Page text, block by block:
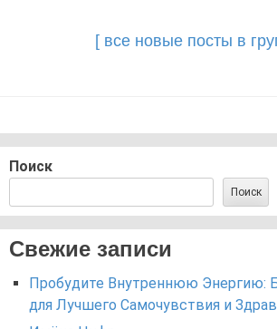
[ все новые посты в
Поиск
Поиск
Свежие записи
Пробудите Внутреннюю Энергию:
для Лучшего Самочувствия и